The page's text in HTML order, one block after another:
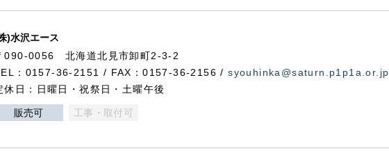
)水沢エース
090-0056 北海道北見市卸町2-3-2
：0157-36-2151 / FAX：0157-36-2156 /syouhinka@saturn.p1p1a.or.jp
休日：日曜日・祝祭日・土曜午後
販売可 工事・取付可